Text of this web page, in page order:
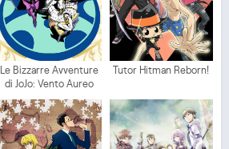
Le Bizzarre Avventure
di JoJo: Vento Aureo
Tutor Hitman Reborn!